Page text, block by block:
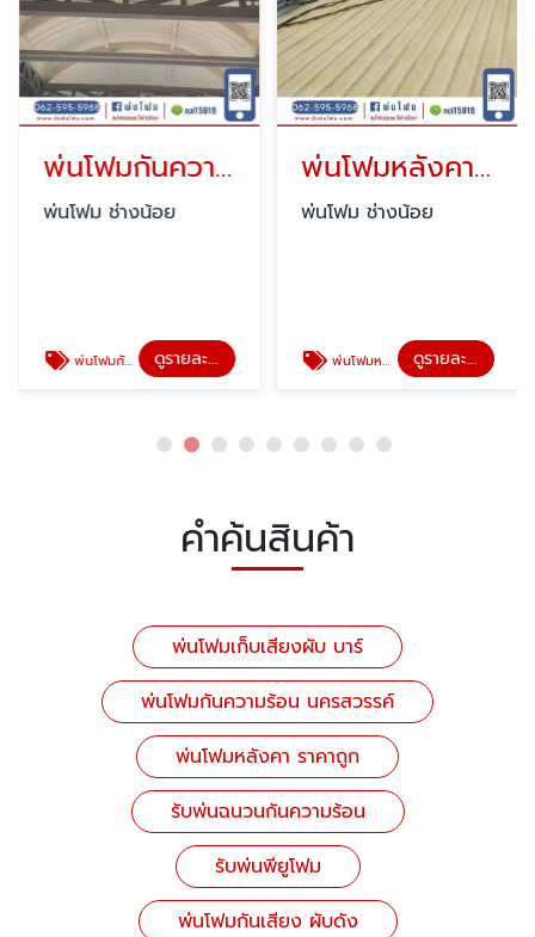
พ่นโฟมกันความร้อน นครสวรรค์
พ่นโฟม ช่างน้อย
พ่นโฟมกันความร้อน นครสวรรค์ ดูรายละเอียด
พ่นโฟมหลังคา ราคาถูก
พ่นโฟม ช่างน้อย
พ่นโฟมหลังคา ราคาถูก ดูรายละเอียด
คำค้นสินค้า
พ่นโฟมเก็บเสียงผับ บาร์
พ่นโฟมกันความร้อน นครสวรรค์
พ่นโฟมหลังคา ราคาถูก
รับพ่นฉนวนกันความร้อน
รับพ่นพียูโฟม
พ่นโฟมกันเสียง ผับดัง